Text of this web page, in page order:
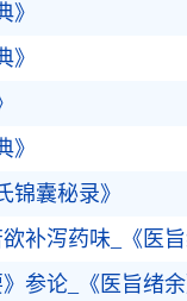
》
》
》
锦囊秘录》
补泻药味_《医旨
参论_《医旨绪余